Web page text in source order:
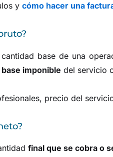
y cómo hacer una
base de una
base imponible del servicio
precio del
final que se cobra o